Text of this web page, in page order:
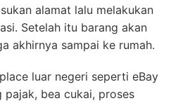
alamat lalu melakukan
Setelah itu barang akan
akhirnya sampai ke rumah.
luar negeri seperti eBay
bea cukai, proses